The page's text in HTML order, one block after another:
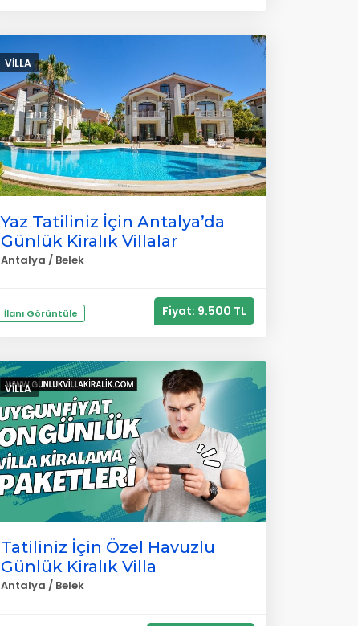
VILLA
Yaz Tatiliniz İçin Antalya’da
Günlük Kiralık Villalar
Antalya / Belek
İlanı Görüntüle Fiyat: 9.500 TL
VILLA
Tatiliniz İçin Özel Havuzlu
Günlük Kiralık Villa
Antalya / Belek